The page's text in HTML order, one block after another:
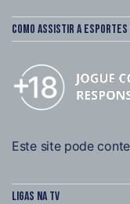
Como assistir a esportes
Este site pode
Ligas na TV